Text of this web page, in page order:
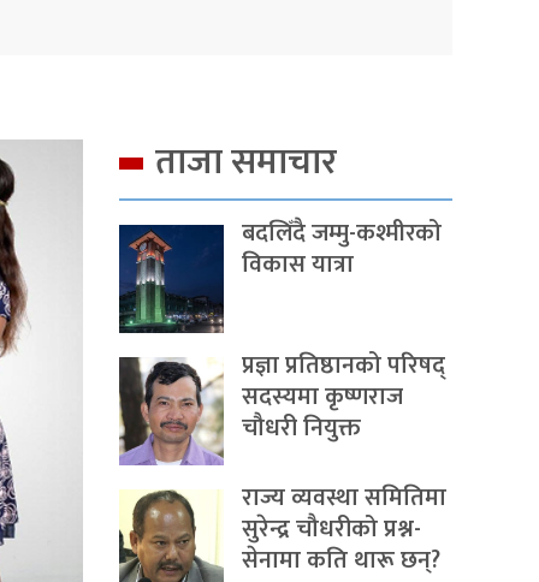
ताजा समाचार
बदलिँदै जम्मु-कश्मीरको
विकास यात्रा
प्रज्ञा प्रतिष्ठानको परिषद्
सदस्यमा कृष्णराज
चौधरी नियुक्त
राज्य व्यवस्था समितिमा
सुरेन्द्र चौधरीको प्रश्न-
सेनामा कति थारू छन्?